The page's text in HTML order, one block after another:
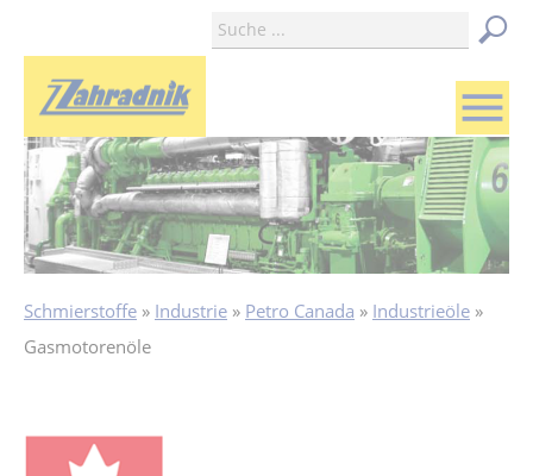
menu
Schmierstoffe Industrie Petro Canada
Industrieöle
Gasmotorenöle